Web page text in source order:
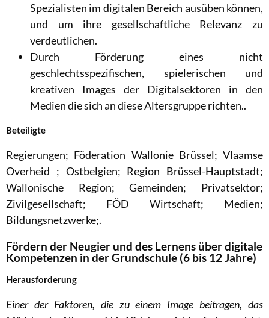
Spezialisten im digitalen Bereich ausüben können,
und um ihre gesellschaftliche Relevanz zu
verdeutlichen.
Durch Förderung eines nicht
geschlechtsspezifischen, spielerischen und
kreativen Images der Digitalsektoren in den
Medien die sich an diese Altersgruppe richten..
Beteiligte
Regierungen; Föderation Wallonie Brüssel; Vlaamse
Overheid ; Ostbelgien; Region Brüssel-Hauptstadt;
Wallonische Region; Gemeinden; Privatsektor;
Zivilgesellschaft; FÖD Wirtschaft; Medien;
Bildungsnetzwerke;.
Fördern der Neugier und des Lernens über digitale
Kompetenzen in der Grundschule (6 bis 12 Jahre)
Herausforderung
Einer der Faktoren, die zu einem Image beitragen, das